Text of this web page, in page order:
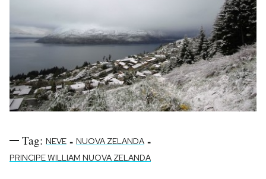
Tag: NEVE - NUOVA ZELANDA -
PRINCIPE WILLIAM NUOVA ZELANDA